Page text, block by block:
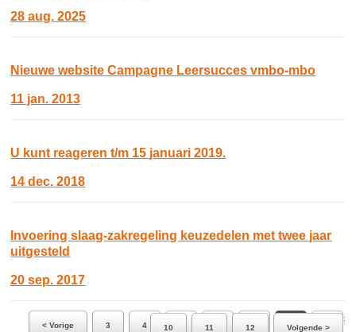
28 aug. 2025
Nieuwe website Campagne Leersucces vmbo-mbo
11 jan. 2013
U kunt reageren t/m 15 januari 2019.
14 dec. 2018
Invoering slaag-zakregeling keuzedelen met twee jaar
uitgesteld
20 sep. 2017
Ga naar pagina:
< Vorige
3 4 7 8 9
10 11 12 Volgende >